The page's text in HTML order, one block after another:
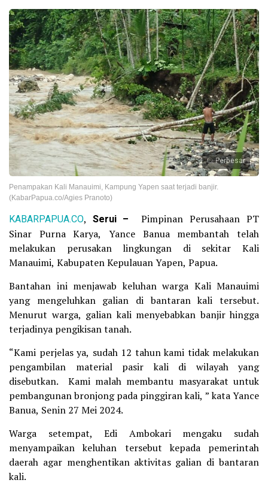
Perbesar
Penampakan Kali Manauimi, Kampung Yapen saat terjadi banjir.
(KabarPapua.co/Agies Pranoto)
KABARPAPUA.CO, Serui – Pimpinan Perusahaan PT
Sinar Purna Karya, Yance Banua membantah telah
melakukan perusakan lingkungan di sekitar Kali
Manauimi, Kabupaten Kepulauan Yapen, Papua.
Bantahan ini menjawab keluhan warga Kali Manauimi
yang mengeluhkan galian di bantaran kali tersebut.
Menurut warga, galian kali menyebabkan banjir hingga
terjadinya pengikisan tanah.
“Kami perjelas ya, sudah 12 tahun kami tidak melakukan
pengambilan material pasir kali di wilayah yang
disebutkan. Kami malah membantu masyarakat untuk
pembangunan bronjong pada pinggiran kali, ” kata Yance
Banua, Senin 27 Mei 2024.
Warga setempat, Edi Ambokari mengaku sudah
menyampaikan keluhan tersebut kepada pemerintah
daerah agar menghentikan aktivitas galian di bantaran
kali.